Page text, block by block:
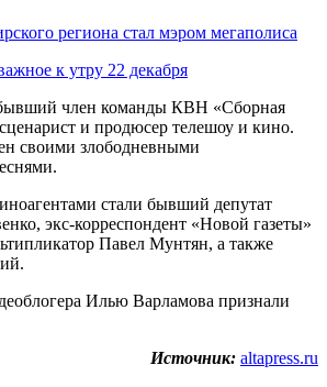
региона стал мэром мегаполиса
к утру 22 декабря
член команды КВН «Сборная
и продюсер телешоу и кино.
своими злободневными
стали бывший депутат
экс-корреспондент «Новой газеты»
Павел Мунтян, а также
Илью Варламова признали
Источник: altapress.ru